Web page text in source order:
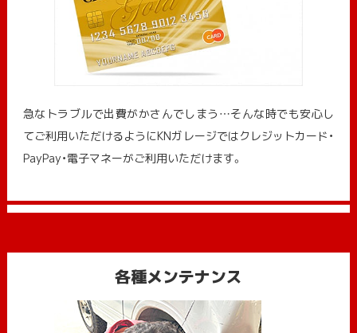
急なトラブルで出費がかさんでしまう…そんな時でも安心し
てご利用いただけるようにKNガレージではクレジットカード・
PayPay・電子マネーがご利用いただけます。
各種メンテナンス